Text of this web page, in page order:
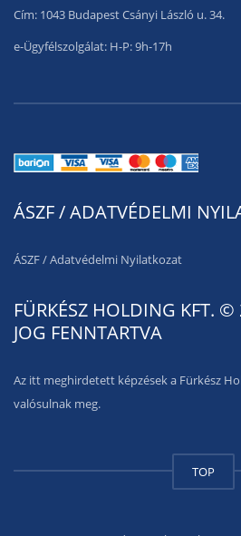
Cím: 1043 Budapest Csányi László u. 34.
e-Ügyfélszolgálat: H-P: 9h-17h
ÁSZF / ADATVÉDELMI
ÁSZF/Adatvédelmi Nyilatkozat
FÜRKÉSZ HOLDING KFT.
JOG FENNTARTVA
Az itt meghirdetett képzések a Fürkész
valósulnak meg.
TOP